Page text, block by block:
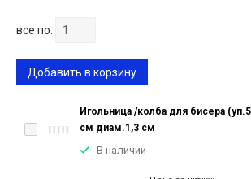
все по:
Добавить в корзину
Игольница /колба для бисера
см диам.1,3 см
В наличии